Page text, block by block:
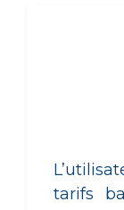
tarifs